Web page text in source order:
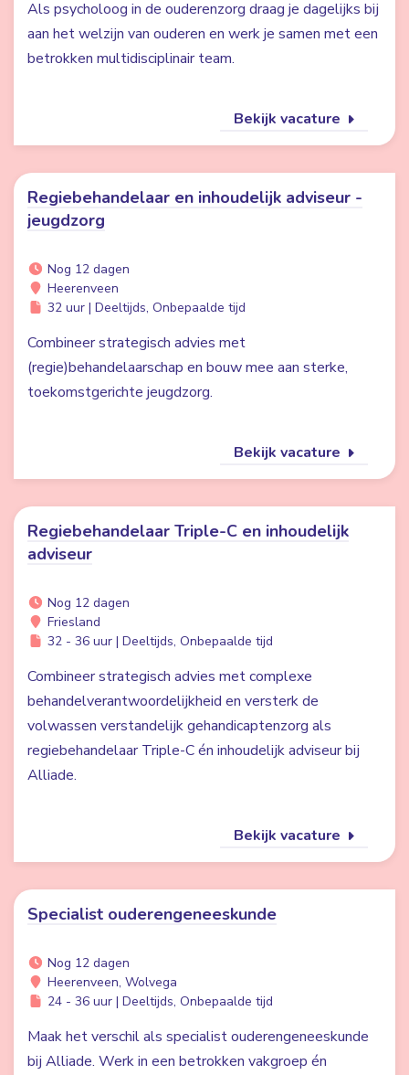
Als psycholoog in de ouderenzorg draag je dagelijks bij
aan het welzijn van ouderen en werk je samen met een
betrokken multidisciplinair team.
Bekijk vacature
Regiebehandelaar en inhoudelijk adviseur -
jeugdzorg
Nog 12 dagen
Heerenveen
32 uur | Deeltijds, Onbepaalde tijd
Combineer strategisch advies met
(regie)behandelaarschap en bouw mee aan sterke,
toekomstgerichte jeugdzorg.
Bekijk vacature
Regiebehandelaar Triple-C en inhoudelijk
adviseur
Nog 12 dagen
Friesland
32 - 36 uur | Deeltijds, Onbepaalde tijd
Combineer strategisch advies met complexe
behandelverantwoordelijkheid en versterk de
volwassen verstandelijk gehandicaptenzorg als
regiebehandelaar Triple-C én inhoudelijk adviseur bij
Alliade.
Bekijk vacature
Specialist ouderengeneeskunde
Nog 12 dagen
Heerenveen, Wolvega
24 - 36 uur | Deeltijds, Onbepaalde tijd
Maak het verschil als specialist ouderengeneeskunde
bij Alliade. Werk in een betrokken vakgroep én